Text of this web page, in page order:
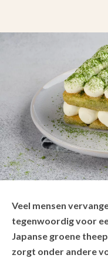
Veel mensen
tegenwoordig voor
Japanse groene
zorgt onder andere